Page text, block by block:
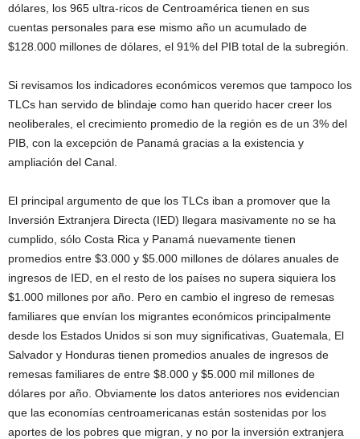
dólares, los 965 ultra-ricos de Centroamérica tienen en sus
cuentas personales para ese mismo año un acumulado de
$128.000 millones de dólares, el 91% del PIB total de la subregión.
Si revisamos los indicadores económicos veremos que tampoco los
TLCs han servido de blindaje como han querido hacer creer los
neoliberales, el crecimiento promedio de la región es de un 3% del
PIB, con la excepción de Panamá gracias a la existencia y
ampliación del Canal.
El principal argumento de que los TLCs iban a promover que la
Inversión Extranjera Directa (IED) llegara masivamente no se ha
cumplido, sólo Costa Rica y Panamá nuevamente tienen
promedios entre $3.000 y $5.000 millones de dólares anuales de
ingresos de IED, en el resto de los países no supera siquiera los
$1.000 millones por año. Pero en cambio el ingreso de remesas
familiares que envían los migrantes económicos principalmente
desde los Estados Unidos si son muy significativas, Guatemala, El
Salvador y Honduras tienen promedios anuales de ingresos de
remesas familiares de entre $8.000 y $5.000 mil millones de
dólares por año. Obviamente los datos anteriores nos evidencian
que las economías centroamericanas están sostenidas por los
aportes de los pobres que migran, y no por la inversión extranjera